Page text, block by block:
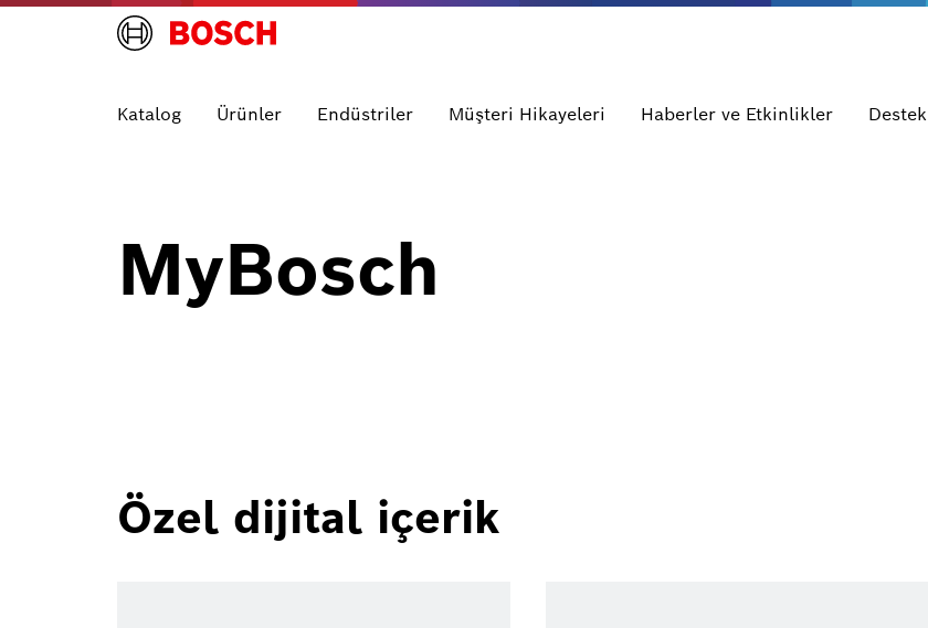
Katalog Ürünler Endüstriler Müşteri Hikayeleri Haberler ve Etkinlikler Destek
MyBosch
Özel dijital içerik